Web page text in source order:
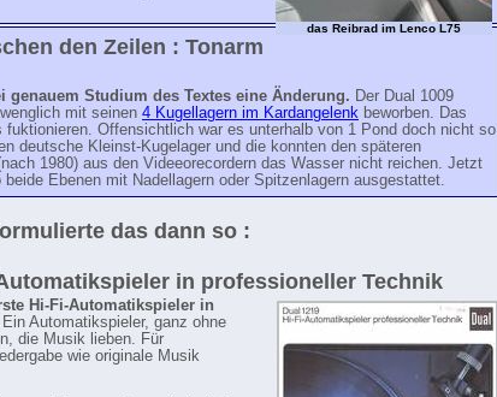
das Reibrad im Lenco L75
den Zeilen : Tonarm
genauem Studium des Textes eine Änderung. Der Dual 1009
mit seinen 4 Kugellagern im Kardangelenk beworben. Das
fuktionieren. Offensichtlich war es unterhalb von 1 Pond doch nicht so
deutsche Kleinst-Kugelager und die konnten den späteren
1980) aus den Videeorecordern das Wasser nicht reichen. Jetzt
Ebenen mit Nadellagern oder Spitzenlagern ausgestattet.
das dann so :
in professioneller Technik
Hi-Fi-Automatikspieler in
Ein Automatikspieler, ganz ohne
die Musik lieben. Für
wie originale Musik